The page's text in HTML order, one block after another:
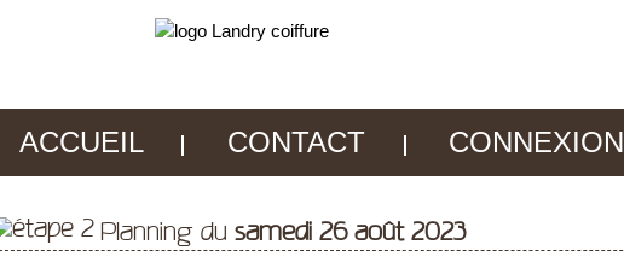
ACCUEIL CONTACT CONNEXION
Planning dusamedi 26 août 2023